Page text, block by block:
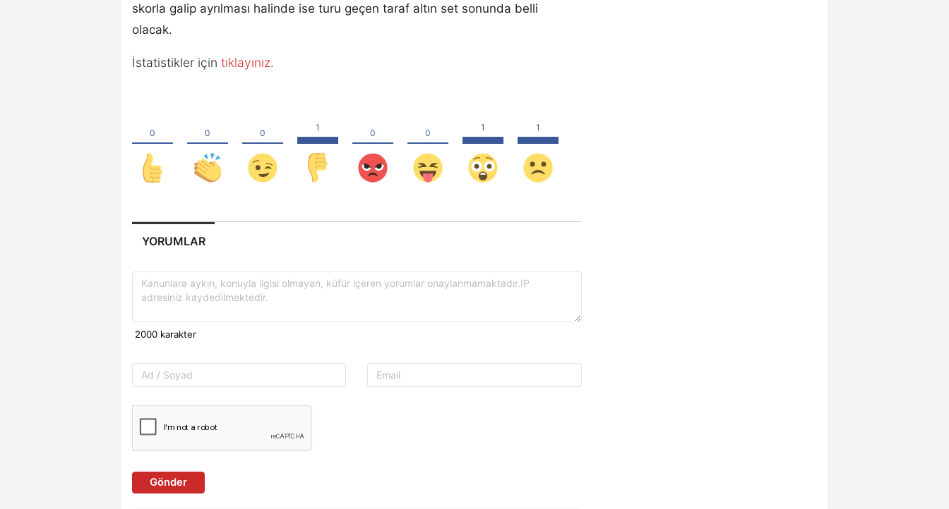
skorla galip ayrılması halinde ise turu geçen taraf altın set sonunda belli
olacak.
İstatistikler için tıklayınız.
YORUMLAR
Gönder